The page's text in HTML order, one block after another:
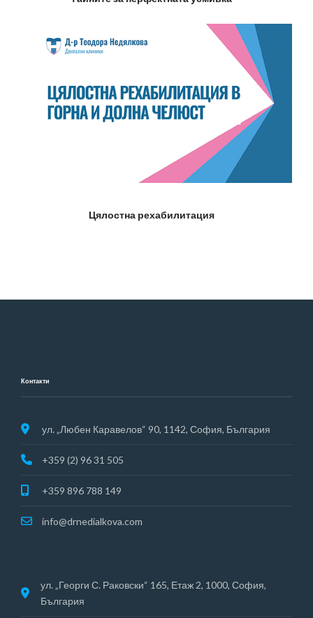
Цялостна рехабилитация
Контакти
ул. „Любен Каравелов“ 90, 1142, София, България
+359 (2) 96 31 505
+359 896 788 149
info@drnedialkova.com
ул. „Георги С. Раковски“ 165, Етаж 2, 1000, София,
България